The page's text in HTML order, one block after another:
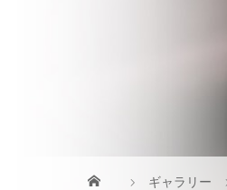
ギャラリー